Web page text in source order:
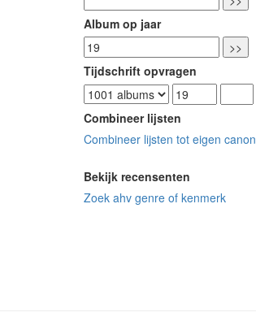
Album op jaar
Tijdschrift opvragen
Combineer lijsten
Combineer lijsten tot eigen canon
Bekijk recensenten
Zoek ahv genre of kenmerk